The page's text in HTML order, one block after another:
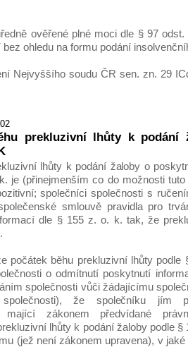
ověřené plné moci dle § 97
ohledu na formu podání
Nejvyššího soudu ČR sen. zn. 29
prekluzivní lhůty k podání
lhůty k podání žaloby o
je (přinejmenším co do možnosti
společníci společnosti s
smlouvě pravidla pro
dle § 155 z. o. k. tak, že
počátek běhu prekluzivní lhůty
o odmítnutí poskytnutí
společnosti vůči žádajícímu
společnosti), že společníku jím
mající zákonem předvídané
lhůty k podání žaloby podle
(jež není zákonem upravena), v